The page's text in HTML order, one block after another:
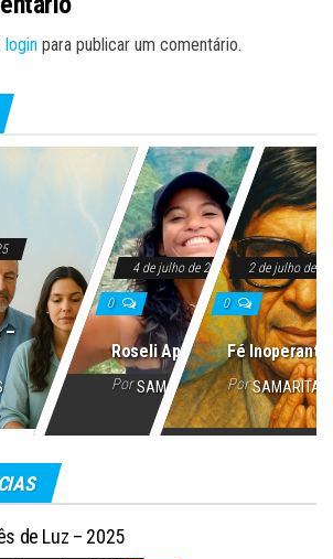
login para publicar um comentário.
–
4 de julho de 2025
0
Roseli Aparecida
Por SAMARITANOS
2 de julho de
0
Fé Inoperante
Por
de Luz – 2025